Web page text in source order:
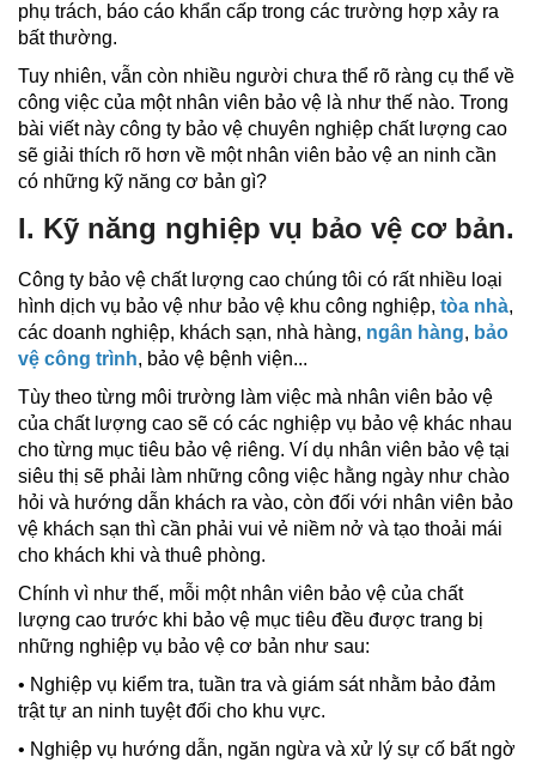
phụ trách, báo cáo khẩn cấp trong các trường hợp xảy ra
bất thường.
Tuy nhiên, vẫn còn nhiều người chưa thể rõ ràng cụ thể về
công việc của một nhân viên bảo vệ là như thế nào. Trong
bài viết này công ty bảo vệ chuyên nghiệp chất lượng cao
sẽ giải thích rõ hơn về một nhân viên bảo vệ an ninh cần
có những kỹ năng cơ bản gì?
I. Kỹ năng nghiệp vụ bảo vệ cơ bản.
Công ty bảo vệ chất lượng cao chúng tôi có rất nhiều loại
hình dịch vụ bảo vệ như bảo vệ khu công nghiệp, tòa nhà,
các doanh nghiệp, khách sạn, nhà hàng, ngân hàng, bảo
vệ công trình, bảo vệ bệnh viện...
Tùy theo từng môi trường làm việc mà nhân viên bảo vệ
của chất lượng cao sẽ có các nghiệp vụ bảo vệ khác nhau
cho từng mục tiêu bảo vệ riêng. Ví dụ nhân viên bảo vệ tại
siêu thị sẽ phải làm những công việc hằng ngày như chào
hỏi và hướng dẫn khách ra vào, còn đối với nhân viên bảo
vệ khách sạn thì cần phải vui vẻ niềm nở và tạo thoải mái
cho khách khi và thuê phòng.
Chính vì như thế, mỗi một nhân viên bảo vệ của chất
lượng cao trước khi bảo vệ mục tiêu đều được trang bị
những nghiệp vụ bảo vệ cơ bản như sau:
• Nghiệp vụ kiểm tra, tuần tra và giám sát nhằm bảo đảm
trật tự an ninh tuyệt đối cho khu vực.
• Nghiệp vụ hướng dẫn, ngăn ngừa và xử lý sự cố bất ngờ